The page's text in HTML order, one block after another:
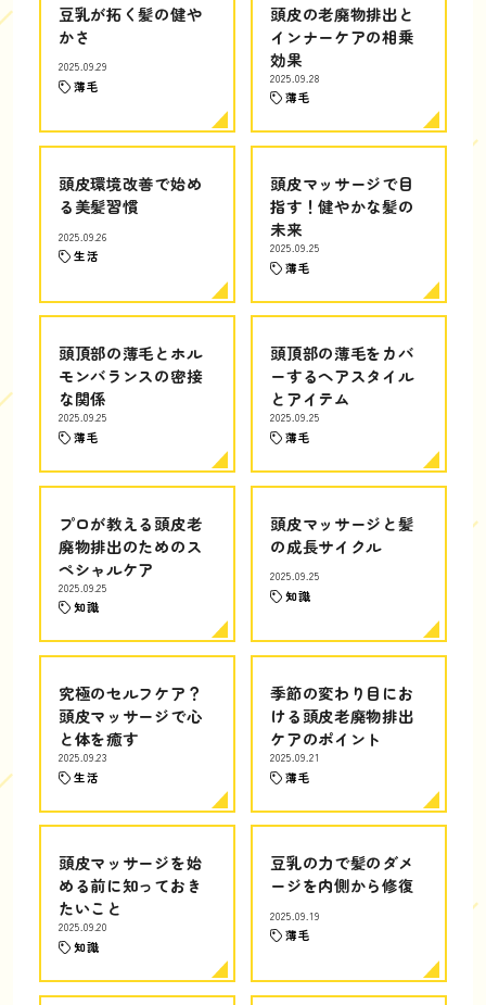
豆乳が拓く髪の健や
かさ
2025.09.29
薄毛
頭皮の老廃物排出と
インナーケアの相乗
効果
2025.09.28
薄毛
頭皮環境改善で始め
る美髪習慣
2025.09.26
生活
頭皮マッサージで目
指す！健やかな髪の
未来
2025.09.25
薄毛
頭頂部の薄毛とホル
モンバランスの密接
な関係
2025.09.25
薄毛
頭頂部の薄毛をカバ
ーするヘアスタイル
とアイテム
2025.09.25
薄毛
プロが教える頭皮老
廃物排出のためのス
ペシャルケア
2025.09.25
知識
頭皮マッサージと髪
の成長サイクル
2025.09.25
知識
究極のセルフケア？
頭皮マッサージで心
と体を癒す
2025.09.23
生活
季節の変わり目にお
ける頭皮老廃物排出
ケアのポイント
2025.09.21
薄毛
頭皮マッサージを始
める前に知っておき
たいこと
2025.09.20
知識
豆乳の力で髪のダメ
ージを内側から修復
2025.09.19
薄毛